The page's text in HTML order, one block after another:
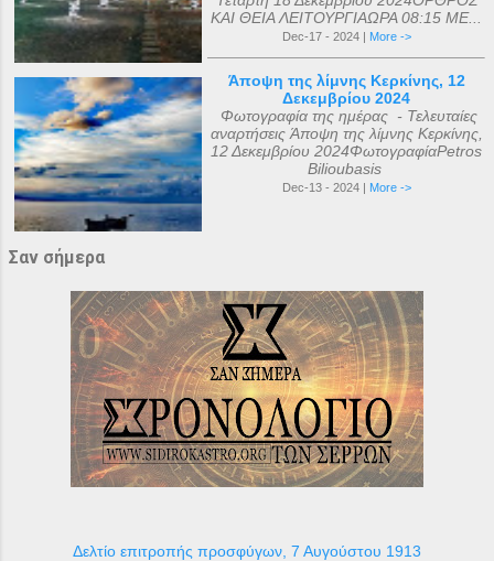
ΚΑΙ ΘΕΙΑ ΛΕΙΤΟΥΡΓΙΑΩΡΑ 08:15 ΜΕ...
Dec-17 - 2024 | More ->
Άποψη της λίμνης Κερκίνης, 12
Δεκεμβρίου 2024
Φωτογραφία της ημέρας - Τελευταίες
αναρτήσεις Άποψη της λίμνης Κερκίνης,
12 Δεκεμβρίου 2024ΦωτογραφίαPetros
Bilioubasis
Dec-13 - 2024 | More ->
Σαν σήμερα
Δελτίο επιτροπής προσφύγων, 7 Αυγούστου 1913